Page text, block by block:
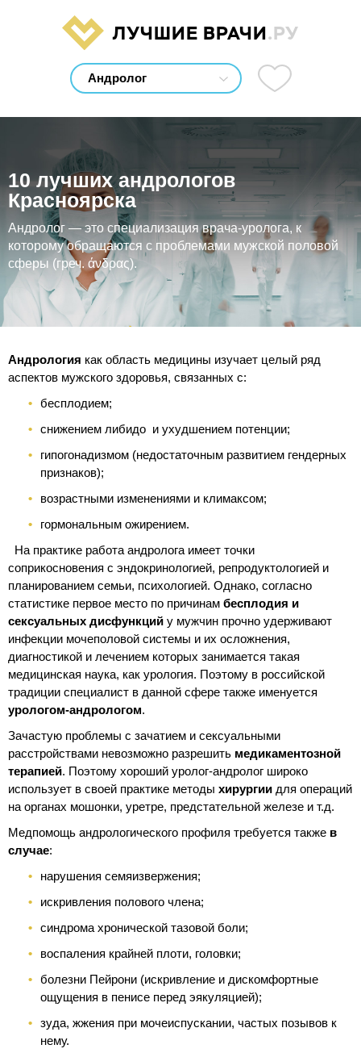
ЛУЧШИЕ ВРАЧИ.РУ
10 лучших андрологов
Красноярска
Андролог — это специализация врача-уролога, к
которому обращаются с проблемами мужской половой
сферы (греч. άνδρας).
Андрология как область медицины изучает целый ряд
аспектов мужского здоровья, связанных с:
бесплодием;
снижением либидо и ухудшением потенции;
гипогонадизмом (недостаточным развитием гендерных
признаков);
возрастными изменениями и климаксом;
гормональным ожирением.
На практике работа андролога имеет точки
соприкосновения с эндокринологией, репродуктологией и
планированием семьи, психологией. Однако, согласно
статистике первое место по причинам бесплодия и
сексуальных дисфункций у мужчин прочно удерживают
инфекции мочеполовой системы и их осложнения,
диагностикой и лечением которых занимается такая
медицинская наука, как урология. Поэтому в российской
традиции специалист в данной сфере также именуется
урологом-андрологом.
Зачастую проблемы с зачатием и сексуальными
расстройствами невозможно разрешить медикаментозной
терапией. Поэтому хороший уролог-андролог широко
использует в своей практике методы хирургии для операций
на органах мошонки, уретре, предстательной железе и т.д.
Медпомощь андрологического профиля требуется также в
случае:
нарушения семяизвержения;
искривления полового члена;
синдрома хронической тазовой боли;
воспаления крайней плоти, головки;
болезни Пейрони (искривление и дискомфортные
ощущения в пенисе перед эякуляцией);
зуда, жжения при мочеиспускании, частых позывов к
нему.